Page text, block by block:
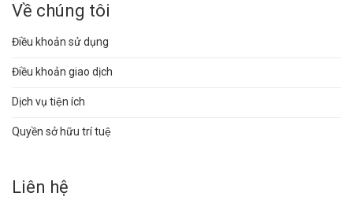
Về chúng tôi
Điều khoản sử dụng
Điều khoản giao dịch
Dịch vụ tiện ích
Quyền sở hữu trí tuệ
Liên hệ